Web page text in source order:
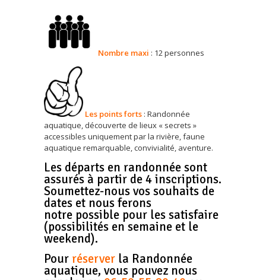
Nombre maxi : 12 personnes
Les points forts : Randonnée
aquatique, découverte de lieux « secrets »
accessibles uniquement par la rivière, faune
aquatique remarquable, convivialité, aventure.
Les départs en randonnée sont
assurés à partir de 4 inscriptions.
Soumettez-nous vos souhaits de
dates et nous ferons
notre possible pour les satisfaire
(possibilités en semaine et le
weekend).
Pour réserver la Randonnée
aquatique, vous pouvez nous